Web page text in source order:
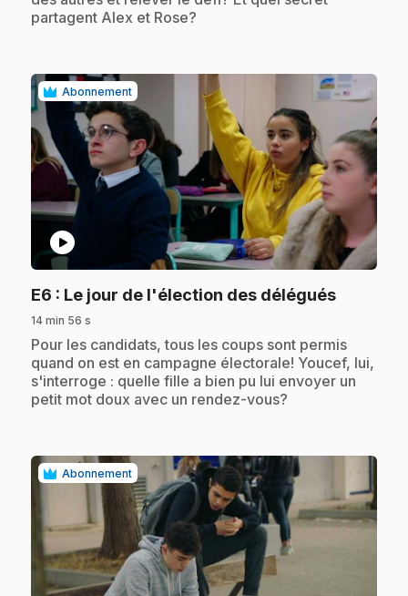
partagent Alex et Rose?
Abonnement
play_circle
E6 : Le jour de l'élection des délégués.
14 min 56 s
.Pour les candidats, tous les coups sont permis
quand on est en campagne électorale! Youcef, lui,
s'interroge : quelle fille a bien pu lui envoyer un
petit mot doux avec un rendez-vous?
Abonnement